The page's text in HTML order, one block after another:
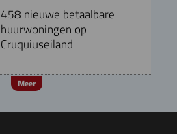
458 nieuwe betaalbare
huurwoningen op
Cruquiuseiland
Meer